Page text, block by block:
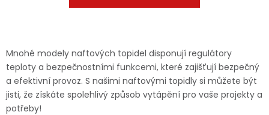
Jaký je aktuální stav mé objednávky?
Mnohé modely naftových topidel disponují regulátory
teploty a bezpečnostními funkcemi, které zajišťují bezpečný
a efektivní provoz. S našimi naftovými topidly si můžete být
jisti, že získáte spolehlivý způsob vytápění pro vaše projekty a
potřeby!